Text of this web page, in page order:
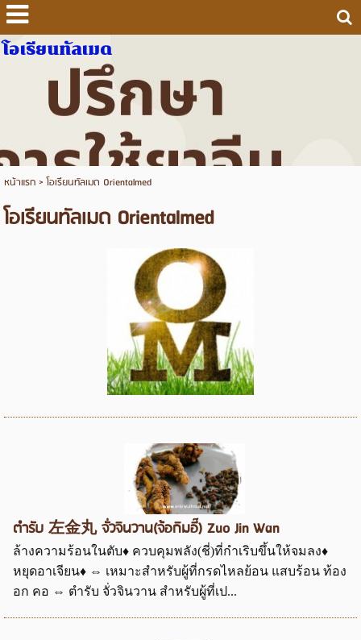
โอเรียนทัลเมด
หน้าแรก>โอเรียนทัลเมด Orientalmed
โอเรียนทัลเมด Orientalmed
ตำรับ 左金丸 จั่วจินวาน(จ้อกิมอี๊) Zuo Jin Wan
ล้างความร้อนในตับ♦ ควบคุมพลัง(ชี่)ที่กำเริบขึ้นให้จมลง♦
หยุดอาเจียน♦ ⇔ เหมาะสำหรับผู้ที่กรดไหลย้อน แสบร้อน ท้อง
อก คอ ⇔ ตำรับ จั่วจินวาน สำหรับผู้ที่เป...